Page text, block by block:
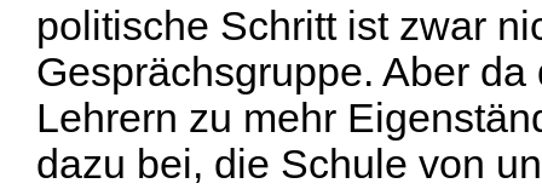
politische Schritt ist zwar
Gesprächsgruppe. Aber
Lehrern zu mehr
dazu bei, die Schule von